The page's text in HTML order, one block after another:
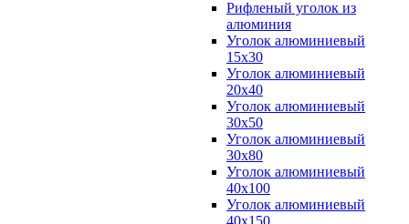
Рифленый уголок из
алюминия
Уголок алюминиевый
15х30
Уголок алюминиевый
20х40
Уголок алюминиевый
30х50
Уголок алюминиевый
30х80
Уголок алюминиевый
40х100
Уголок алюминиевый
40х150